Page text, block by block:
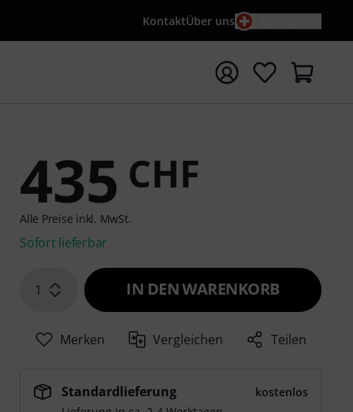
KontaktÜber uns
mit Suchwort {searchTerm} starten
435 CHF
Alle Preise inkl. MwSt.
Sofort lieferbar
1 IN DEN WARENKORB
Merken Vergleichen Teilen
Standardlieferung
kostenlos